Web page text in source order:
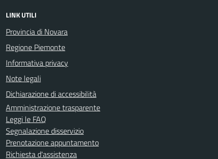
LINK UTILI
Provincia di Novara
Regione Piemonte
Informativa privacy
Note legali
Dichiarazione di accessibilità
Amministrazione trasparente
Leggi le FAQ
Segnalazione disservizio
Prenotazione appuntamento
Richiesta d'assistenza